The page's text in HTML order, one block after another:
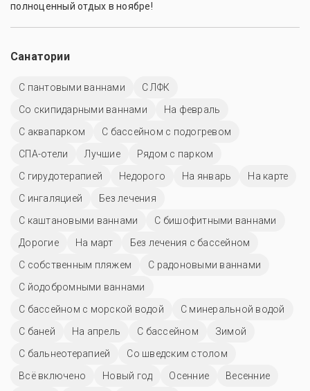
полноценный отдых в ноябре!
Санатории
С пантовыми ваннами
С ЛФК
Со скипидарными ваннами
На февраль
С аквапарком
С бассейном с подогревом
СПА-отели
Лучшие
Рядом с парком
С гирудотерапией
Недорого На январь
На карте
С ингаляцией
Без лечения
С каштановыми ваннами
С бишофитными ваннами
Дорогие
На март
Без лечения с бассейном
С собственным пляжем
С радоновыми ваннами
С йодобромными ваннами
С бассейном с морской водой
С минеральной водой
С баней
На апрель C бассейном
Зимой
С бальнеотерапией
Со шведским столом
Всё включено
Новый год Осенние Весенние